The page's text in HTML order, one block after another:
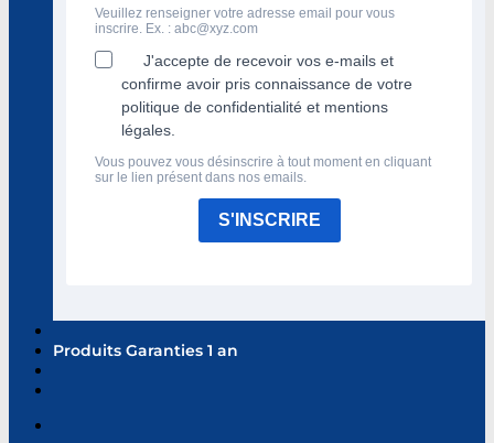
Veuillez renseigner votre adresse email pour vous
inscrire. Ex. : abc@xyz.com
J'accepte de recevoir vos e-mails et
confirme avoir pris connaissance de votre
politique de confidentialité et mentions
légales.
Vous pouvez vous désinscrire à tout moment en cliquant
sur le lien présent dans nos emails.
S'INSCRIRE
Produits Garanties 1 an